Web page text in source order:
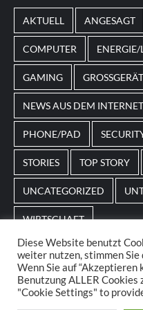
vonMagneticslots
beispielsweise an
angepasst sein.
AKTUELL ANGESAGT
COMPUTER
GAMING GROSSGERÄTE
NEWS AUS DEM INTERNET
PHONE/PAD
STORIES TOP STORY
UNCATEGORIZED
WIRTSCHAFT
Home Impressum
Diese Website benutzt
weiter nutzen, stimmen Sie
Wenn Sie auf “Akzeptieren
Benutzung ALLER Cookies
"Cookie Settings" to